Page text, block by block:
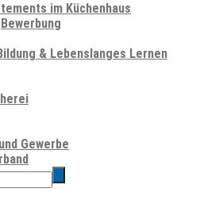
im Küchenhaus
Bewerbung
& Lebenslanges Lernen
Gewerbe